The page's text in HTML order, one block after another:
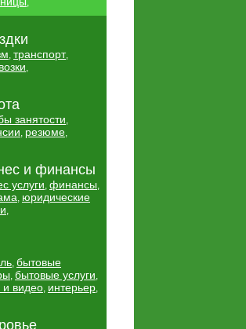
,
, транспорт,
,
занятости,
, резюме,
и финансы
услуги, финансы,
, юридические
,
, бытовые
, бытовые услуги,
видео, интерьер,